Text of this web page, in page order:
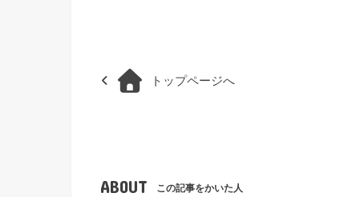
トップページへ
ABOUT この記事をかいた人